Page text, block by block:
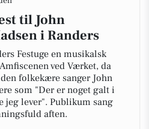
til John
i Randers
Festuge en musikalsk
ved Værket, da
folkekære sanger John
som "Der er noget galt i
jeg lever". Publikum sang
aften.